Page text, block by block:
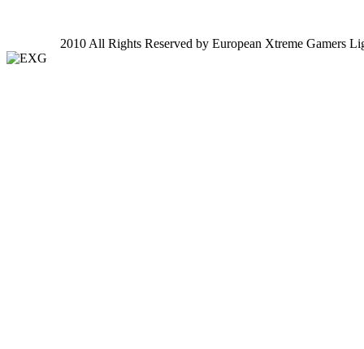
2010 All Rights Reserved by European Xtreme Gamers